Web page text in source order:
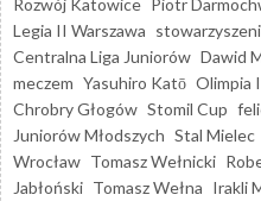
Legia II Warszawa
Centralna Liga Juniorów Dawid
meczem Yasuhiro Katō Olimpia
Chrobry Głogów Stomil Cup
Juniorów Młodszych Stal Mielec
Wrocław Tomasz Wełnicki
Jabłoński Tomasz Wełna Irakli